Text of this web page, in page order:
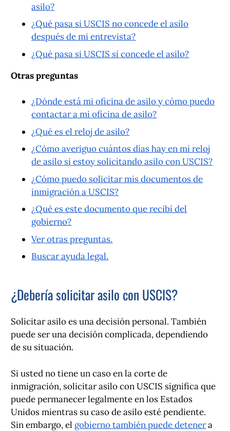
asilo?
¿Qué pasa si USCIS no concede el asilo
después de mi entrevista?
¿Qué pasa si USCIS sí concede el asilo?
Otras preguntas
¿Dónde está mi oficina de asilo y cómo puedo
contactar a mi oficina de asilo?
¿Qué es el reloj de asilo?
¿Cómo averiguo cuántos días hay en mi reloj
de asilo si estoy solicitando asilo con USCIS?
¿Cómo puedo solicitar mis documentos de
inmigración a USCIS?
¿Qué es este documento que recibí del
gobierno?
Ver otras preguntas.
Buscar ayuda legal.
¿Debería solicitar asilo con USCIS?
Solicitar asilo es una decisión personal. También
puede ser una decisión complicada, dependiendo
de su situación.
Si usted no tiene un caso en la corte de
inmigración, solicitar asilo con USCIS significa que
puede permanecer legalmente en los Estados
Unidos mientras su caso de asilo esté pendiente.
Sin embargo, el gobierno también puede detenera